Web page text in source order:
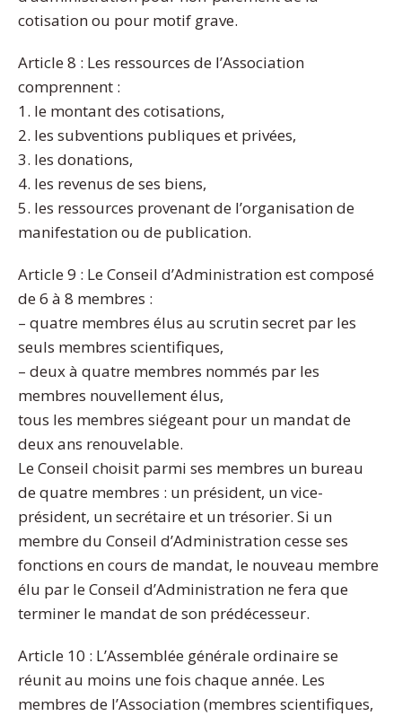
cotisation ou pour motif grave.
Article 8 : Les ressources de l’Association
comprennent :
1. le montant des cotisations,
2. les subventions publiques et privées,
3. les donations,
4. les revenus de ses biens,
5. les ressources provenant de l’organisation de
manifestation ou de publication.
Article 9 : Le Conseil d’Administration est composé
de 6 à 8 membres :
– quatre membres élus au scrutin secret par les
seuls membres scientifiques,
– deux à quatre membres nommés par les
membres nouvellement élus,
tous les membres siégeant pour un mandat de
deux ans renouvelable.
Le Conseil choisit parmi ses membres un bureau
de quatre membres : un président, un vice-
président, un secrétaire et un trésorier. Si un
membre du Conseil d’Administration cesse ses
fonctions en cours de mandat, le nouveau membre
élu par le Conseil d’Administration ne fera que
terminer le mandat de son prédécesseur.
Article 10 : L’Assemblée générale ordinaire se
réunit au moins une fois chaque année. Les
membres de l’Association (membres scientifiques,